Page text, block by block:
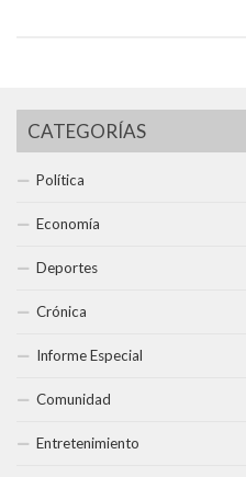
CATEGORÍAS
Política
Economía
Deportes
Crónica
Informe Especial
Comunidad
Entretenimiento